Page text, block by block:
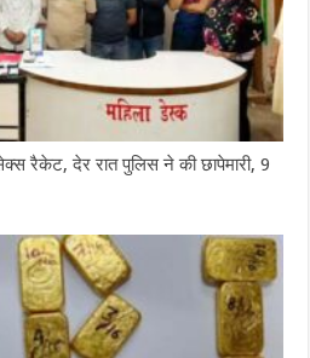
रैकेट, देर रात पुलिस ने की छापेमारी, 9